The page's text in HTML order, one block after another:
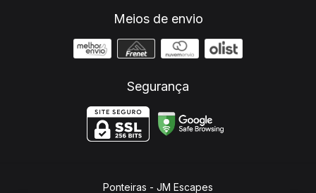
Meios de envio
Segurança
Ponteiras - JM Escapes